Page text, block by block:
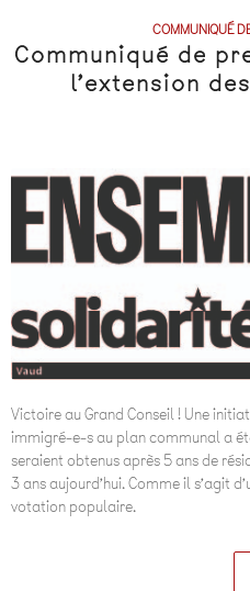
COMMUNIQUÉ
Communiqué de
l’extension
Victoire au Grand Conseil ! Une
immigré-e-s au plan communal a
seraient obtenus après 5 ans de
3 ans aujourd’hui. Comme il s’agit
votation populaire.